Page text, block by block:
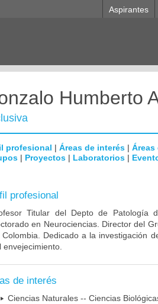
Aspirantes
Humberto
profesional | Áreas de interés | Áreas
| Proyectos | Laboratorios |
profesional
Titular del Depto de Patología
en Neurociencias. Director del
Colombia. Dedicado a la investigación
envejecimiento.
de interés
Ciencias Naturales -- Ciencias